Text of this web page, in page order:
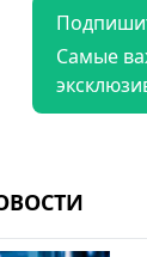
Самые